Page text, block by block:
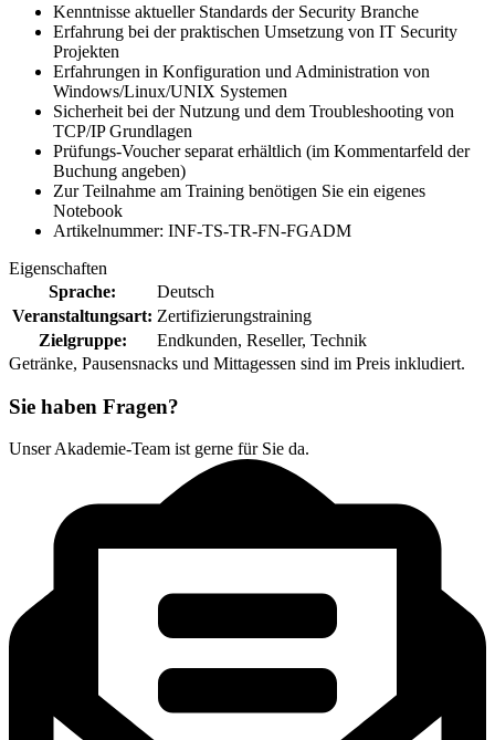
Kenntnisse aktueller Standards der Security Branche
Erfahrung bei der praktischen Umsetzung von IT Security
Projekten
Erfahrungen in Konfiguration und Administration von
Windows/Linux/UNIX Systemen
Sicherheit bei der Nutzung und dem Troubleshooting von
TCP/IP Grundlagen
Prüfungs-Voucher separat erhältlich (im Kommentarfeld der
Buchung angeben)
Zur Teilnahme am Training benötigen Sie ein eigenes
Notebook
Artikelnummer: INF-TS-TR-FN-FGADM
Eigenschaften
Sprache:
Deutsch
Veranstaltungsart: Zertifizierungstraining
Zielgruppe:
Endkunden, Reseller, Technik
Getränke, Pausensnacks und Mittagessen sind im Preis inkludiert.
Sie haben Fragen?
Unser Akademie-Team ist gerne für Sie da.